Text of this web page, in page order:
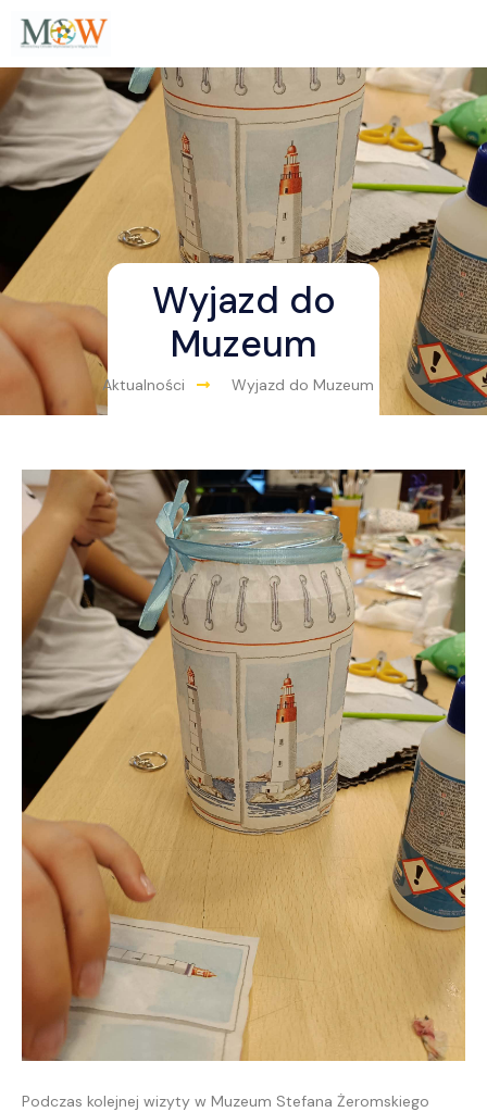
Wyjazd do
Muzeum
Aktualności Wyjazd do Muzeum
Podczas kolejnej wizyty w Muzeum Stefana Żeromskiego